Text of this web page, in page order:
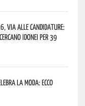
via alle candidature:
idonei per 39
la moda: ecco